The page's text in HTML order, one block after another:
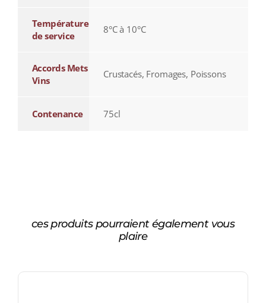
Température
de service
8°C à 10°C
Accords Mets
Vins
Crustacés, Fromages, Poissons
Contenance 75cl
ces produits pourraient également vous
plaire